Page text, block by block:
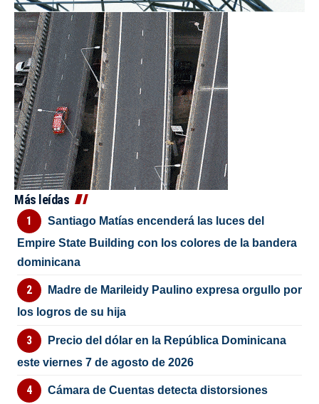
Más leídas
Santiago Matías encenderá las luces del
Empire State Building con los colores de la bandera
dominicana
Madre de Marileidy Paulino expresa orgullo por
los logros de su hija
Precio del dólar en la República Dominicana
este viernes 7 de agosto de 2026
Cámara de Cuentas detecta distorsiones